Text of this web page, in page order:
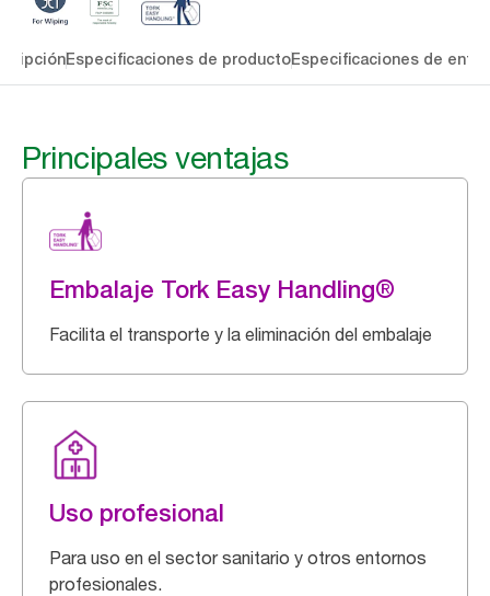
Especificaciones de productoEspecificaciones de
Principales ventajas
Embalaje Tork Easy Handling®
Facilita el transporte y la eliminación del embalaje
Uso profesional
Para uso en el sector sanitario y otros entornos
profesionales.